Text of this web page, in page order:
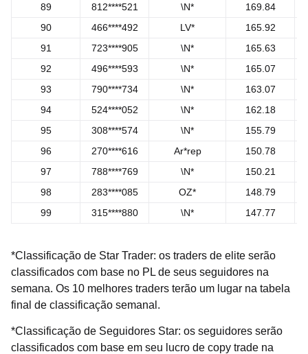
89
812****521 \N*
169.84
90
466****492 LV*
165.92
91
723****905 \N*
165.63
92
496****593 \N*
165.07
93
790****734 \N*
163.07
94
524****052 \N*
162.18
95
308****574 \N*
155.79
96
270****616 Ar*rep
150.78
97
788****769 \N*
150.21
98
283****085 OZ*
148.79
99
315****880 \N* 147.77
*Classificação de Star Trader: os traders de elite serão
classificados com base no PL de seus seguidores na
semana. Os 10 melhores traders terão um lugar na tabela
final de classificação semanal.
*Classificação de Seguidores Star: os seguidores serão
classificados com base em seu lucro de copy trade na